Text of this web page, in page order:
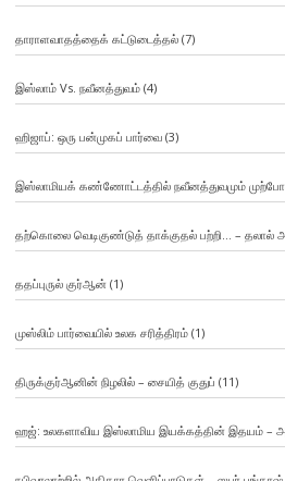
தாராளவாதத்தைக் கட்டுடைத்தல்(7)
இஸ்லாம் Vs. நவீனத்துவம்(4)
ஹிஜாப்: ஒரு பன்முகப் பார்வை(3)
இஸ்லாமியக் கண்ணோட்டத்தில் நவீனத்துவமும்
தற்கொலை வெடிகுண்டுத் தாக்குதல் பற்றி… – தலால்
ததப்புருல் குர்ஆன் (1)
முஸ்லிம் பார்வையில் உலக சரித்திரம்(1)
திருக்குர்ஆனின் நிழலில் – சையித் குதுப் (11)
ஹஜ்: உலகளாவிய இஸ்லாமிய இயக்கத்தின் இதயம் –